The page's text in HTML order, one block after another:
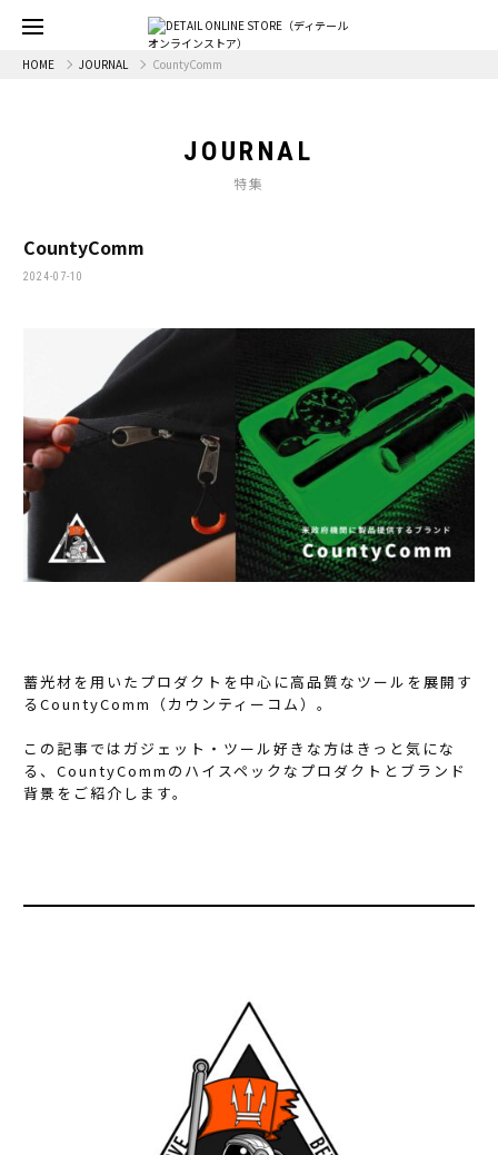
HOME JOURNAL CountyComm
JOURNAL
特集
CountyComm
2024-07-10
蓄光材を用いたプロダクトを中心に高品質なツールを展開す
るCountyComm（カウンティーコム）。
この記事ではガジェット・ツール好きな方はきっと気にな
る、CountyCommのハイスペックなプロダクトとブランド
背景をご紹介します。